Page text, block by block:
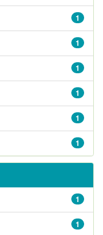
1
1
1
1
1
1
1
1